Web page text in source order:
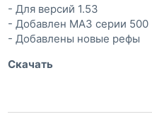
- Для версий 1.53
- Добавлен МАЗ серии 500
- Добавлены новые рефы
Скачать